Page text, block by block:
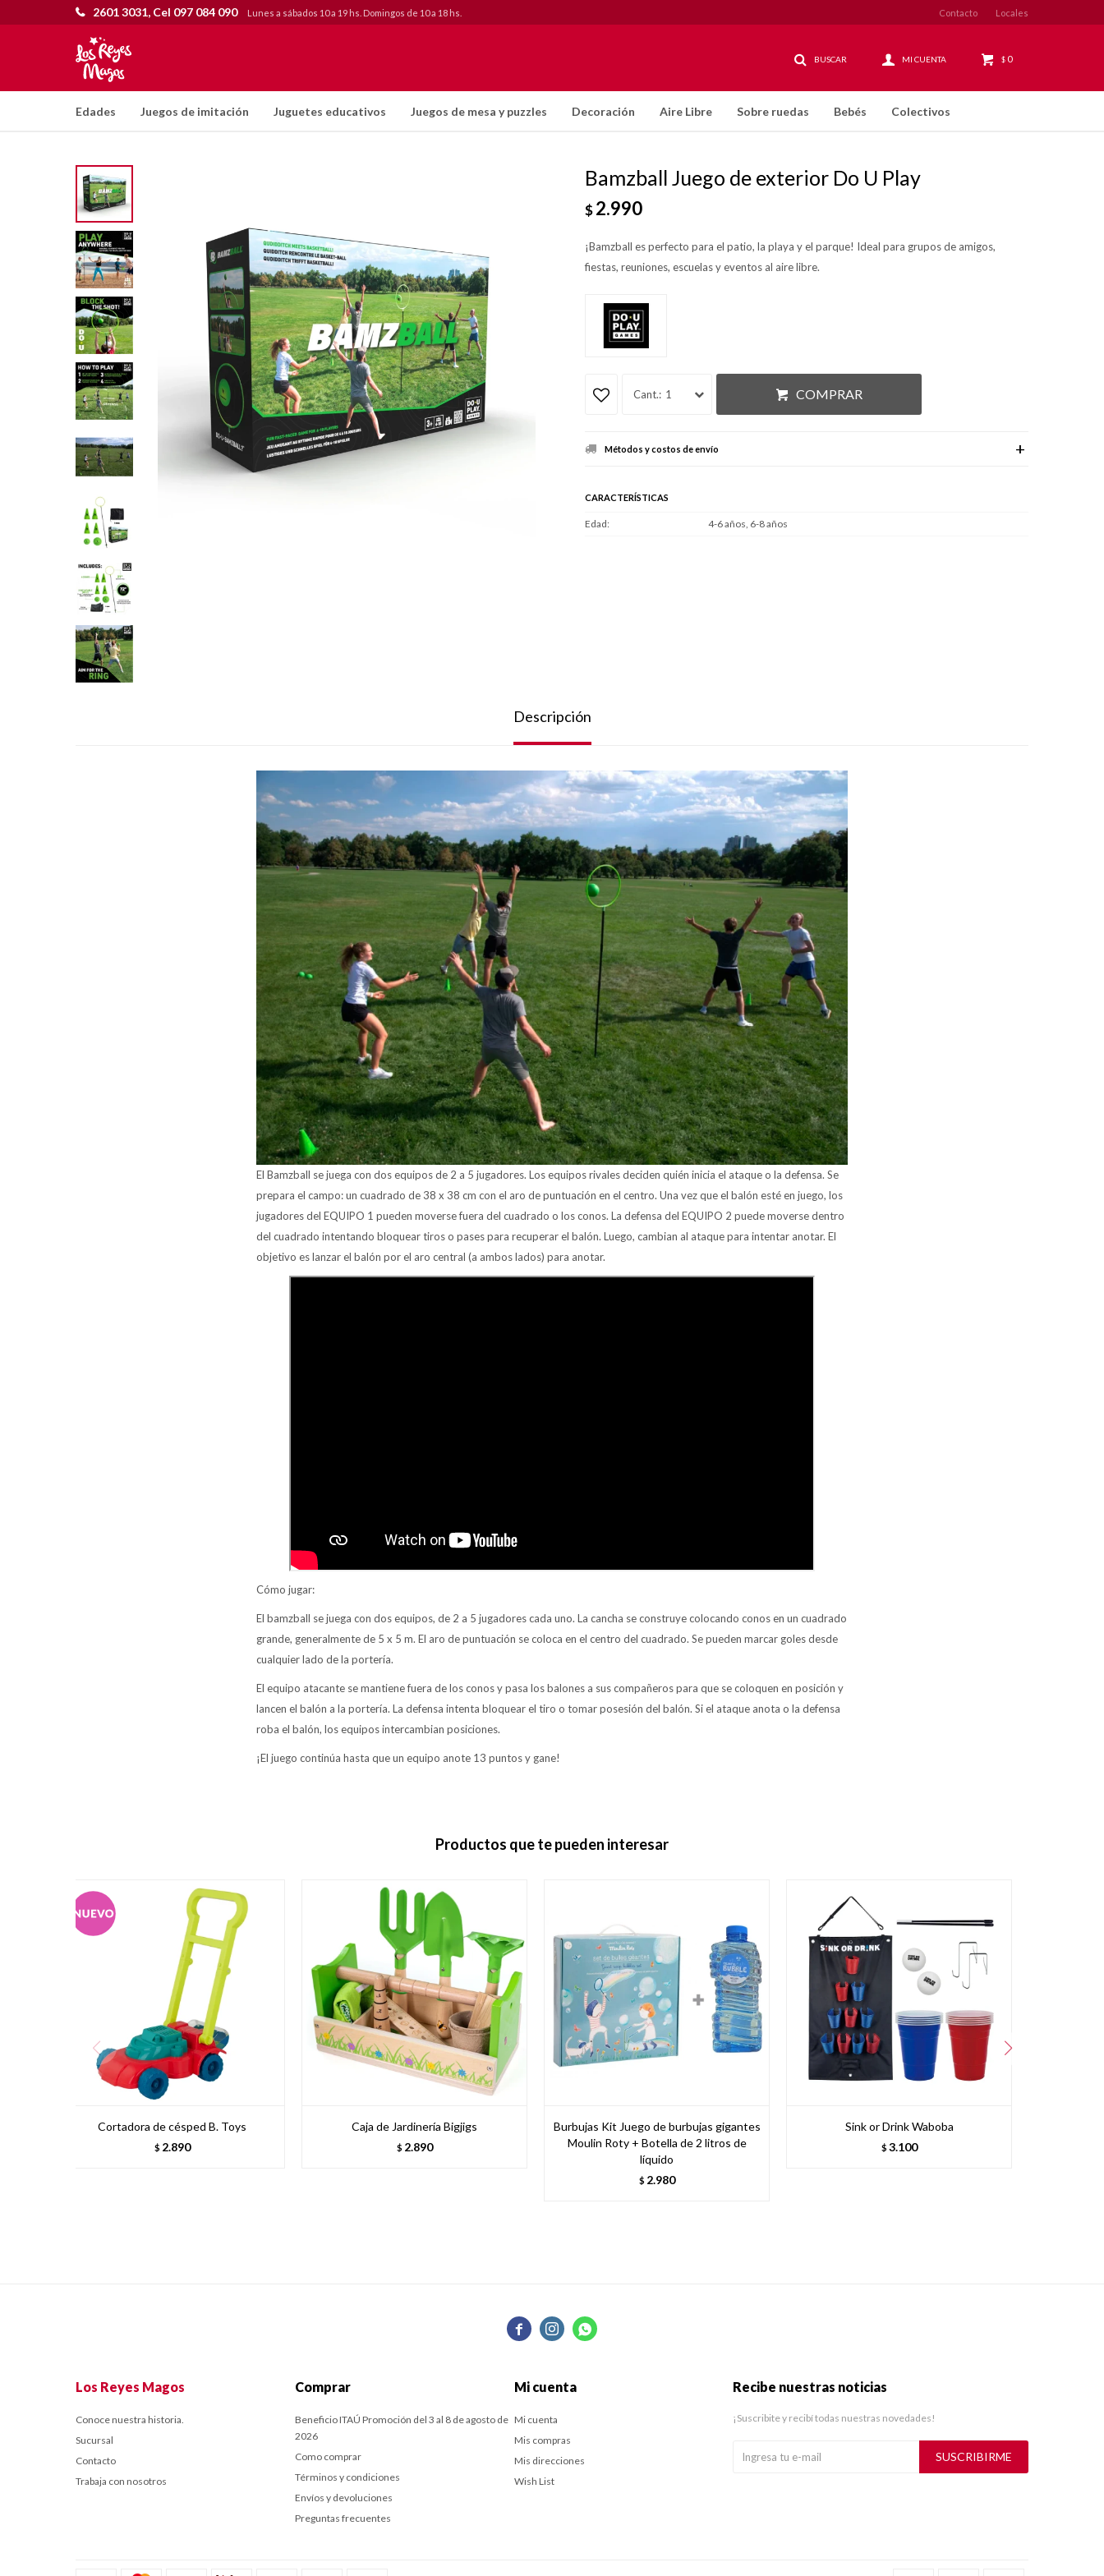
Edades Juegos de imitación Juguetes educativos Juegos de mesa y puzzles Decoración Aire Libre Sobre ruedas Bebés Colectivos
$ 0
2601 3031, Cel 097 084 090 Lunes a sábados 10 a 19 hs. Domingos de 10 a 18 hs. Contacto Locales
Bamzball Juego de exterior Do U Play
$2.990
¡Bamzball es perfecto para el patio, la playa y el parque! Ideal para grupos de amigos,
fiestas, reuniones, escuelas y eventos al aire libre.
1 COMPRAR
Métodos y costos de envío
CARACTERÍSTICAS
Edad 4-6 años, 6-8 años
Descripción
El Bamzball se juega con dos equipos de 2 a 5 jugadores. Los equipos rivales deciden quién inicia el ataque o la defensa. Se
prepara el campo: un cuadrado de 38 x 38 cm con el aro de puntuación en el centro. Una vez que el balón esté en juego, los
jugadores del EQUIPO 1 pueden moverse fuera del cuadrado o los conos. La defensa del EQUIPO 2 puede moverse dentro
del cuadrado intentando bloquear tiros o pases para recuperar el balón. Luego, cambian al ataque para intentar anotar. El
objetivo es lanzar el balón por el aro central (a ambos lados) para anotar.
Cómo jugar:
El bamzball se juega con dos equipos, de 2 a 5 jugadores cada uno. La cancha se construye colocando conos en un cuadrado
grande, generalmente de 5 x 5 m. El aro de puntuación se coloca en el centro del cuadrado. Se pueden marcar goles desde
cualquier lado de la portería.
El equipo atacante se mantiene fuera de los conos y pasa los balones a sus compañeros para que se coloquen en posición y
lancen el balón a la portería. La defensa intenta bloquear el tiro o tomar posesión del balón. Si el ataque anota o la defensa
roba el balón, los equipos intercambian posiciones.
¡El juego continúa hasta que un equipo anote 13 puntos y gane!
Productos que te pueden interesar
Cortadora de césped B. Toys
$ 2.890
Caja de Jardinería Bigjigs
$ 2.890
Burbujas Kit Juego de burbujas gigantes
Moulin Roty + Botella de 2 litros de
líquido
$ 2.980
Sink or Drink Waboba
$ 3.100
  
Los Reyes Magos
Conoce nuestra historia.
Sucursal
Contacto
Trabaja con nosotros
Comprar
Beneficio ITAÚ Promoción del 3 al 8 de agosto de
2026
Como comprar
Términos y condiciones
Envíos y devoluciones
Preguntas frecuentes
Mi cuenta
Mi cuenta
Mis compras
Mis direcciones
Wish List
Recibe nuestras noticias
¡Suscribite y recibí todas nuestras novedades!
SUSCRIBIRME